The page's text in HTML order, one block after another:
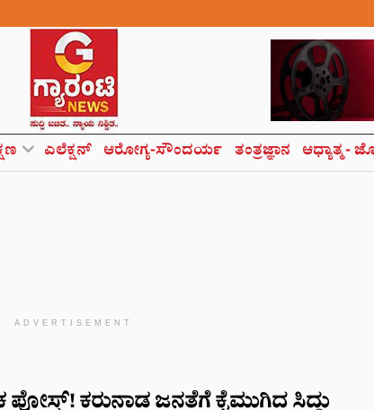
ಎಲೆಕ್ಷನ್ ಆರೋಗ್ಯ-ಸೌಂದರ್ಯ ತಂತ್ರಜ್ಞಾನ ಆಧ್ಯಾತ್ಮ-
ADVERTISEMENT